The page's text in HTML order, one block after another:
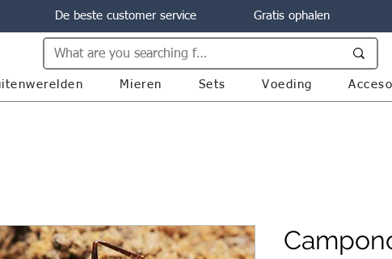
De beste customer service Gratis ophalen
Mieren Sets Voeding